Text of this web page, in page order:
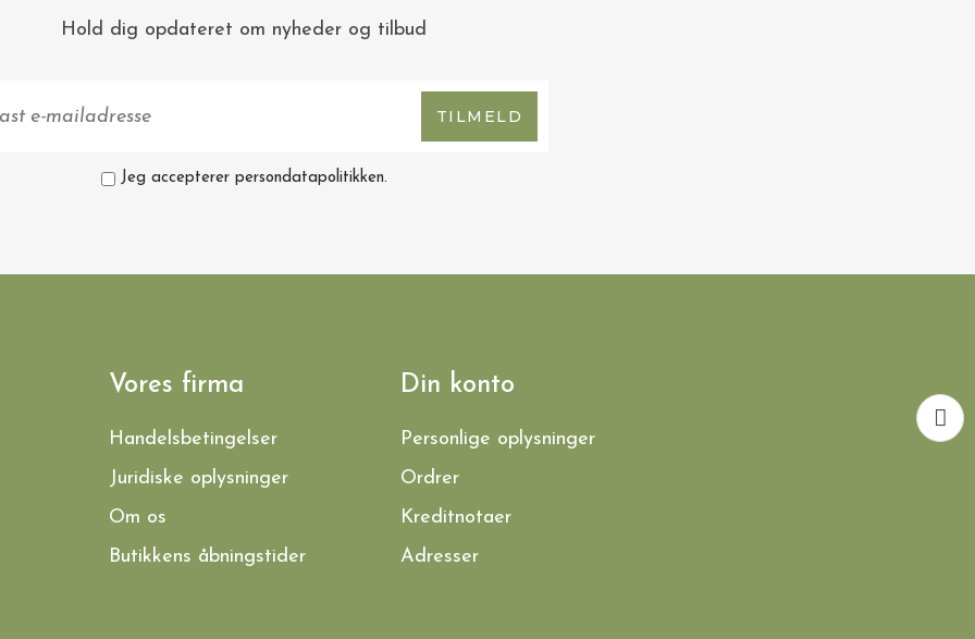
Hold dig opdateret om nyheder og tilbud
TILMELD
Jeg accepterer persondatapolitikken.
Vores firma
Handelsbetingelser
Juridiske oplysninger
Om os
Butikkens åbningstider
Din konto
Personlige oplysninger
Ordrer
Kreditnotaer
Adresser